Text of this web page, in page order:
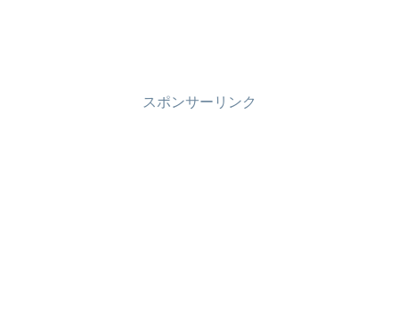
スポンサーリンク